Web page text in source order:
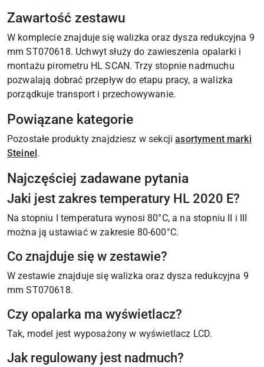
Zawartość zestawu
W komplecie znajduje się walizka oraz dysza redukcyjna 9
mm ST070618. Uchwyt służy do zawieszenia opalarki i
montażu pirometru HL SCAN. Trzy stopnie nadmuchu
pozwalają dobrać przepływ do etapu pracy, a walizka
porządkuje transport i przechowywanie.
Powiązane kategorie
Pozostałe produkty znajdziesz w sekcjiasortyment marki
Steinel .
Najczęściej zadawane pytania
Jaki jest zakres temperatury HL 2020 E?
Na stopniu I temperatura wynosi 80°C, a na stopniu II i III
można ją ustawiać w zakresie 80-600°C.
Co znajduje się w zestawie?
W zestawie znajduje się walizka oraz dysza redukcyjna 9
mm ST070618.
Czy opalarka ma wyświetlacz?
Tak, model jest wyposażony w wyświetlacz LCD.
Jak regulowany jest nadmuch?